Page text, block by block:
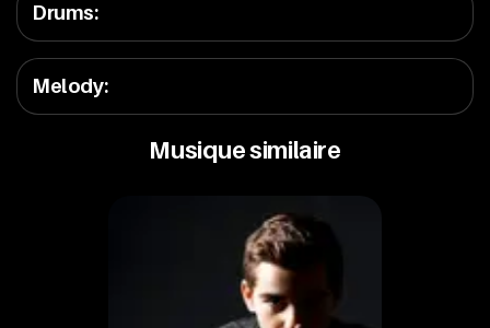
Drums:
Melody:
Musique similaire